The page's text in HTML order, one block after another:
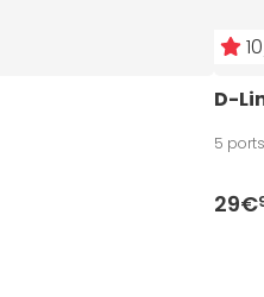
D-
5
29€